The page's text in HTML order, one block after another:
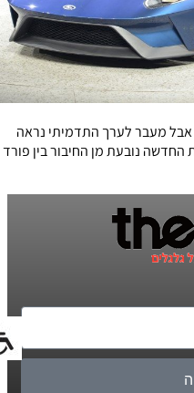
מעבר לערך התדמיתי נראה
נובעת מן החיבור בין פורד